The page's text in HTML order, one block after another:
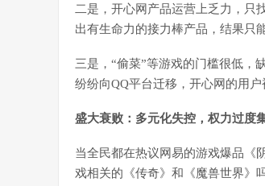
二是，开心网产品运营上乏力，只
出有生命力的接力棒产品，结果只
三是，“偷菜”等游戏的门槛很低，
纷纷向QQ平台迁移，开心网的用
盛大衰败：多元化失控，权力过度
当全民都在热议网易的游戏爆品《
戏相关的《传奇》和《魔兽世界》